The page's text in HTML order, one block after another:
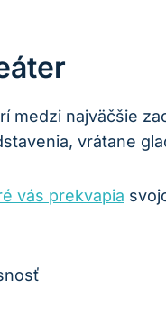
medzi najväčšie
vrátane
vás prekvapia